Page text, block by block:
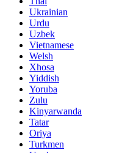
Ukrainian
Urdu
Uzbek
Vietnamese
Welsh
Xhosa
Yiddish
Yoruba
Zulu
Kinyarwanda
Tatar
Oriya
Turkmen